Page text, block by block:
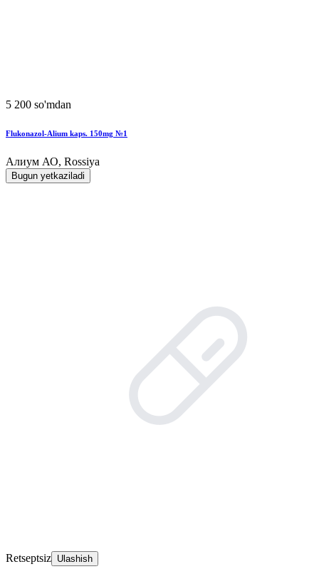
5 200 so'mdan
Flukonazol-Alium kaps. 150mg №1
Алиум АО, Rossiya
Bugun yetkaziladi
Retseptsiz Ulashish